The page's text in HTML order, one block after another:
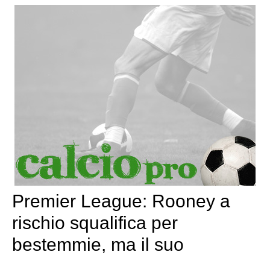
Premier League: Rooney a
rischio squalifica per
bestemmie, ma il suo